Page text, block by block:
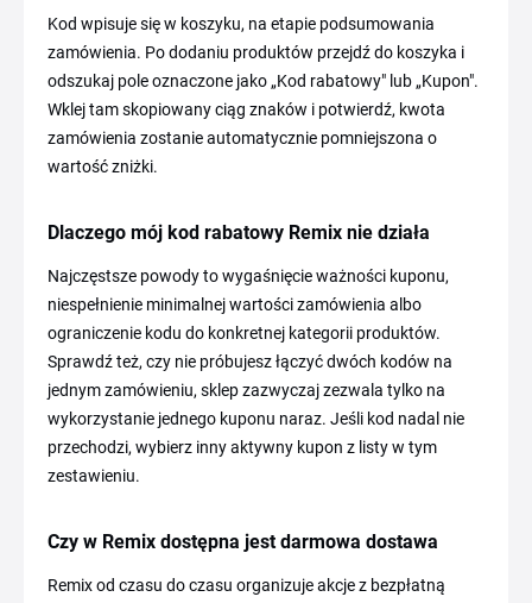
Kod wpisuje się w koszyku, na etapie podsumowania
zamówienia. Po dodaniu produktów przejdź do koszyka i
odszukaj pole oznaczone jako „Kod rabatowy" lub „Kupon".
Wklej tam skopiowany ciąg znaków i potwierdź, kwota
zamówienia zostanie automatycznie pomniejszona o
wartość zniżki.
Dlaczego mój kod rabatowy Remix nie działa
Najczęstsze powody to wygaśnięcie ważności kuponu,
niespełnienie minimalnej wartości zamówienia albo
ograniczenie kodu do konkretnej kategorii produktów.
Sprawdź też, czy nie próbujesz łączyć dwóch kodów na
jednym zamówieniu, sklep zazwyczaj zezwala tylko na
wykorzystanie jednego kuponu naraz. Jeśli kod nadal nie
przechodzi, wybierz inny aktywny kupon z listy w tym
zestawieniu.
Czy w Remix dostępna jest darmowa dostawa
Remix od czasu do czasu organizuje akcje z bezpłatną